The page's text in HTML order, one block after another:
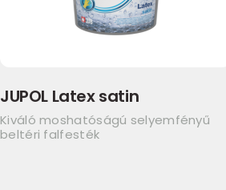
JUPOL Latex satin
Kiváló moshatóságú selyemfényű
beltéri falfesték